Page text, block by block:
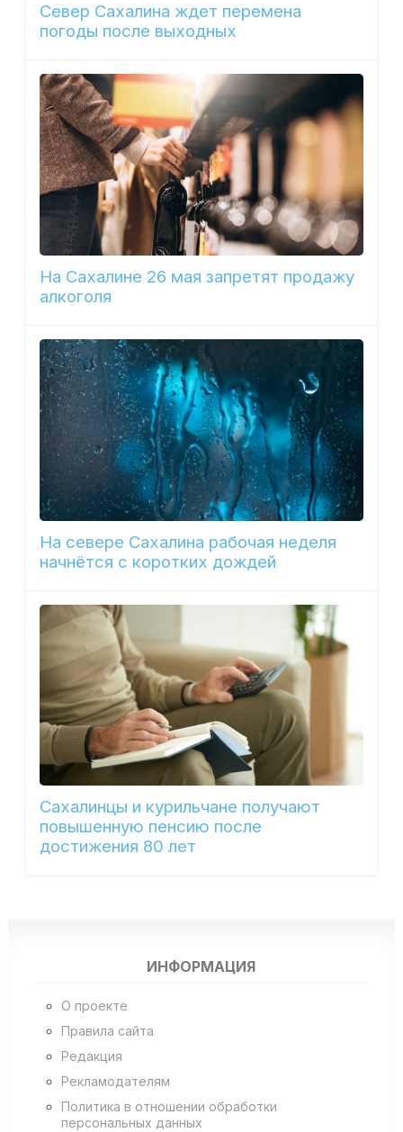
Север Сахалина ждет перемена
погоды после выходных
На Сахалине 26 мая запретят продажу
алкоголя
На севере Сахалина рабочая неделя
начнётся с коротких дождей
Сахалинцы и курильчане получают
повышенную пенсию после
достижения 80 лет
ИНФОРМАЦИЯ
О проекте
Правила сайта
Редакция
Рекламодателям
Политика в отношении обработки
персональных данных